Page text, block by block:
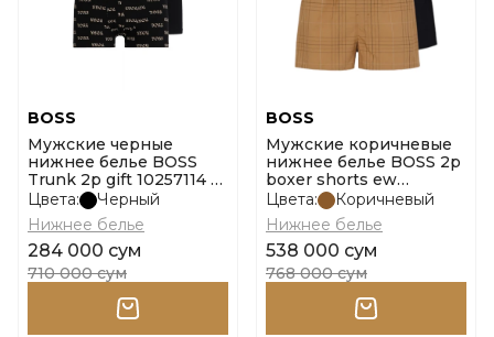
BOSS
Мужские черные
нижнее белье BOSS
Trunk 2p gift 10257114 01
размер l
Цвета:
Черный
Нижнее белье
284 000 сум
710 000 сум
BOSS
Мужские коричневые
нижнее белье BOSS 2p
boxer shorts ew
10251193 01 размер s
Цвета:
Коричневый
Нижнее белье
538 000 сум
768 000 сум